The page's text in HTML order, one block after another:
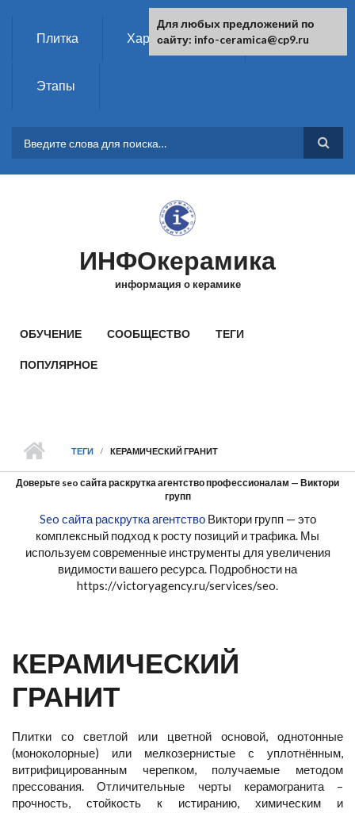
Перейти к основному содержанию
Плитка Характеристики Химия
Этапы
ФОРМА ПОИСКА
ИНФОкерамика
информация о керамике
ОБУЧЕНИЕ СООБЩЕСТВО ТЕГИ
ПОПУЛЯРНОЕ
ТЕГИ КЕРАМИЧЕСКИЙ ГРАНИТ
Доверьте seo сайта раскрутка агентство профессионалам — Виктори
групп
Seo сайта раскрутка агентствоВиктори групп — это
комплексный подход к росту позиций и трафика. Мы
используем современные инструменты для увеличения
видимости вашего ресурса. Подробности на
https://victoryagency.ru/services/seo.
КЕРАМИЧЕСКИЙ
ГРАНИТ
Плитки со светлой или цветной основой, однотонные
(моноколорные) или мелкозернистые с уплотнённым,
витрифицированным черепком, получаемые методом
прессования. Отличительные черты керамогранита –
прочность, стойкость к истиранию, химическим и
Для любых предложений по
сайту: info-ceramica@cp9.ru